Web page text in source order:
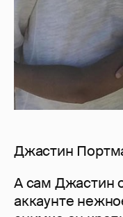
Джастин
А сам Джастин
аккаунте